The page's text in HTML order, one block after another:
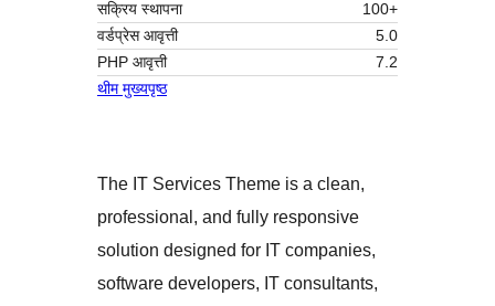
सक्रिय स्थापना
100+
वर्डप्रेस आवृत्ती
5.0
PHP आवृत्ती
7.2
थीम मुख्यपृष्ठ
The IT Services Theme is a clean,
professional, and fully responsive
solution designed for IT companies,
software developers, IT consultants,